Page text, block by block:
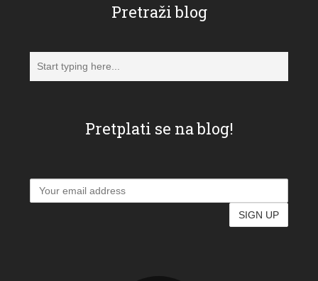
Pretraži blog
Pretplati se na blog!